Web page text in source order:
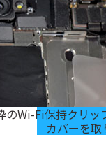
のWi-Fi保持クリ
カバーを取